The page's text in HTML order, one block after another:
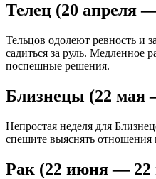
Телец (20 апреля
Тельцов одолеют ревность и
садиться за руль. Медленное
поспешные решения.
Близнецы (22 мая
Непростая неделя для
спешите выяснять отношения
Рак (22 июня — 22